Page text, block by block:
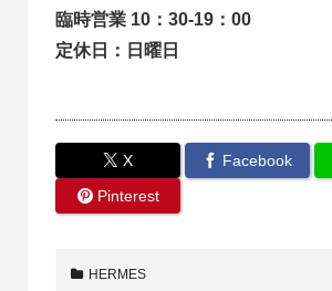
臨時営業 10：30-19：00
定休日：日曜日
X Facebook
Pinterest
HERMES